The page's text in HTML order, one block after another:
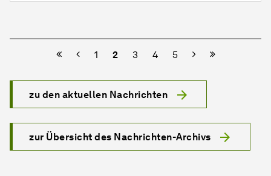
Vorherige
1 2 3 4 5 Nächste
zu den aktuellen Nachrichten
zur Übersicht des Nachrichten-Archivs